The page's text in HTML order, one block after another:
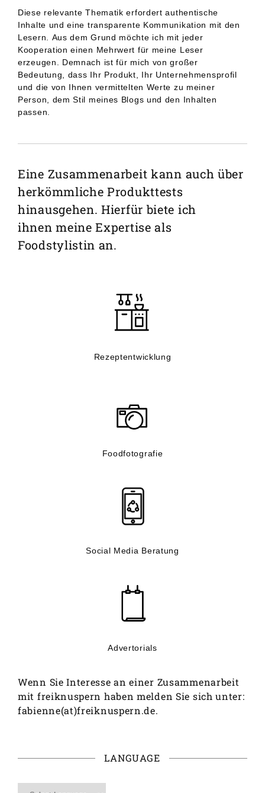
Diese relevante Thematik erfordert authentische
Inhalte und eine transparente Kommunikation mit den
Lesern. Aus dem Grund möchte ich mit jeder
Kooperation einen Mehrwert für meine Leser
erzeugen. Demnach ist für mich von großer
Bedeutung, dass Ihr Produkt, Ihr Unternehmensprofil
und die von Ihnen vermittelten Werte zu meiner
Person, dem Stil meines Blogs und den Inhalten
passen.
Eine Zusammenarbeit kann auch über
herkömmliche Produkttests
hinausgehen. Hierfür biete ich
ihnen meine Expertise als
Foodstylistin an.
Rezeptentwicklung
Foodfotografie
Social Media Beratung
Advertorials
Wenn Sie Interesse an einer Zusammenarbeit
mit freiknuspern haben melden Sie sich unter:
fabienne(at)freiknuspern.de.
LANGUAGE